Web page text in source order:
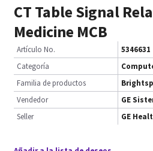
CT Table Signal
Medicine MCB
Artículo No.
5346631
Categoría
Familia de productos
Vendedor
GE
Seller
GE